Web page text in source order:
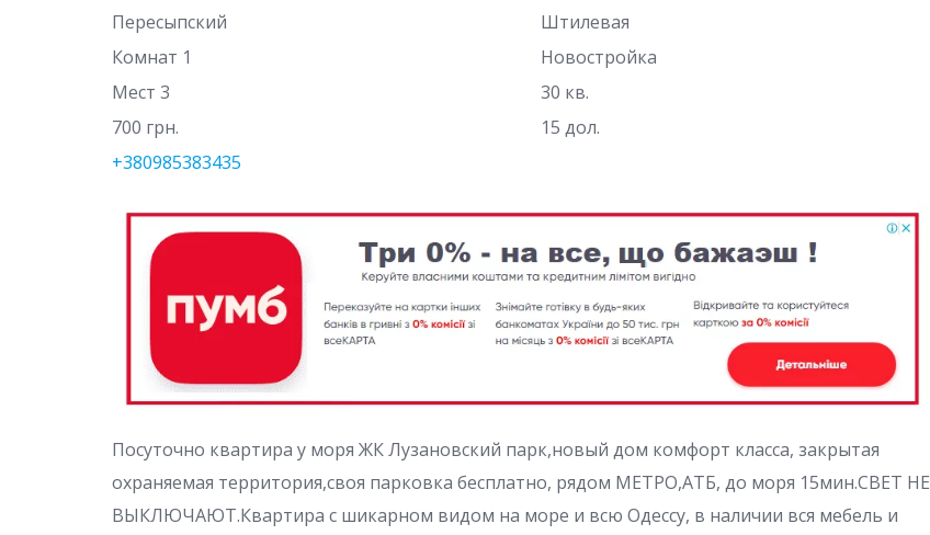
Пересыпский
Штилевая
Комнат 1
Новостройка
Мест 3
30 кв.
700 грн.
15 дол.
+380985383435
Посуточно квартира у моря ЖК Лузановский парк,новый дом комфорт класса, закрытая
охраняемая территория,своя парковка бесплатно, рядом МЕТРО,АТБ, до моря 15мин.СВЕТ НЕ
ВЫКЛЮЧАЮТ.Квартира с шикарном видом на море и всю Одессу, в наличии вся мебель и